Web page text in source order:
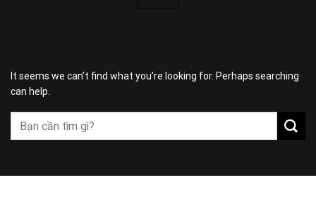
It seems we can’t find what you’re looking for. Perhaps searching
can help.